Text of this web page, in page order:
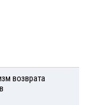
возврата